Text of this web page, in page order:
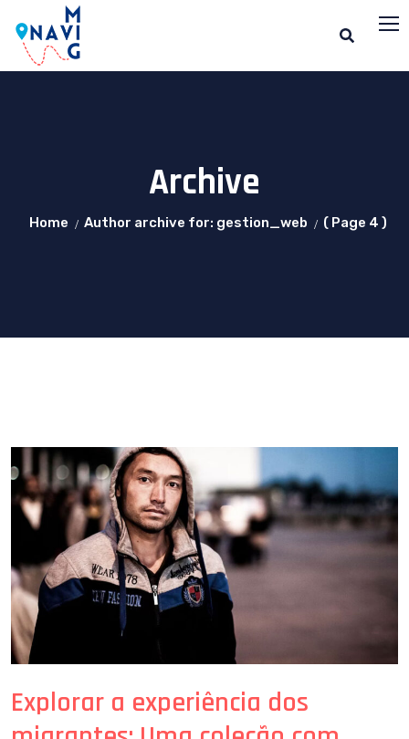
Archive
Home Author archive for: gestion_web ( Page 4 )
Explorar a experiência dos